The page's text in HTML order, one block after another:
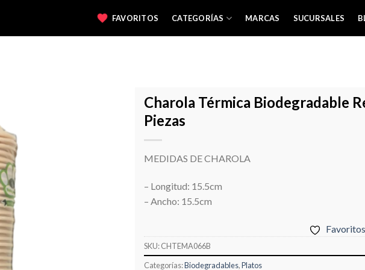
FAVORITOS CATEGORÍAS MARCAS SUCURSALES
Charola Térmica Biodegradable
Piezas
MEDIDAS DE CHAROLA
– Longitud: 15.5cm
– Ancho: 15.5cm
Favoritos
SKU:CHTEMA066B
Categorías:Biodegradables,Platos